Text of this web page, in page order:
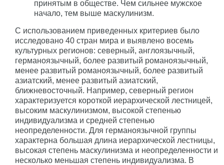
принятым в обществе. Чем сильнее мужское
начало, тем выше маскулинизм.
С использованием приведенных критериев было
исследовано 40 стран мира и выявлено восемь
культурных регионов: северный, англоязычный,
германоязычный, более развитый романоязычный,
менее развитый романоязычный, более развитый
азиатский, менее развитый азиатский,
ближневосточный. Например, северный регион
характеризуется короткой иерархической лестницей,
высоким маскулинизмом, высокой степенью
индивидуализма и средней степенью
неопределенности. Для германоязычной группы
характерна большая длина иерархической лестницы,
высокая степень маскулинизма и неопределенности и
несколько меньшая степень индивидуализма. В